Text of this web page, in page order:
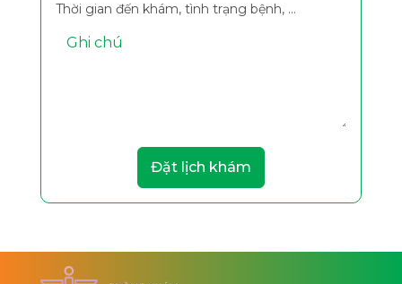
Thời gian đến khám, tình trạng bệnh, ...
Đặt lịch khám